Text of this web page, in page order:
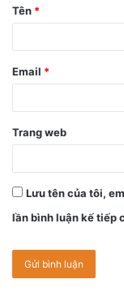
Tên *
Email *
Trang web
Lưu tên của tôi,
lần bình luận kế tiếp